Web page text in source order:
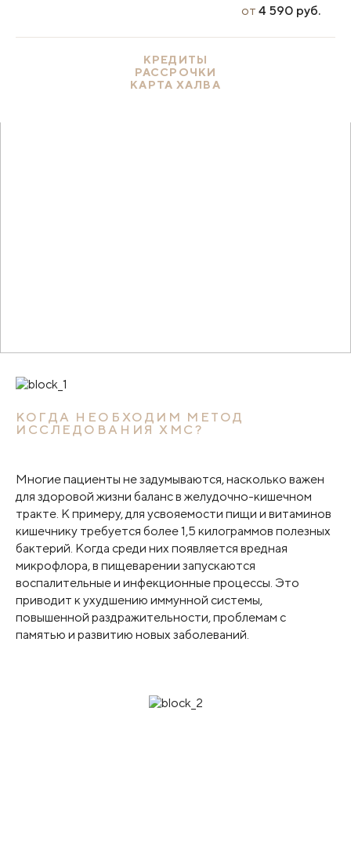
от 4 590 руб.
КРЕДИТЫ
РАССРОЧКИ
КАРТА ХАЛВА
КОГДА НЕОБХОДИМ МЕТОД
ИССЛЕДОВАНИЯ ХМС?
Многие пациенты не задумываются, насколько важен
для здоровой жизни баланс в желудочно-кишечном
тракте. К примеру, для усвояемости пищи и витаминов
кишечнику требуется более 1,5 килограммов полезных
бактерий. Когда среди них появляется вредная
микрофлора, в пищеварении запускаются
воспалительные и инфекционные процессы. Это
приводит к ухудшению иммунной системы,
повышенной раздражительности, проблемам с
памятью и развитию новых заболеваний.